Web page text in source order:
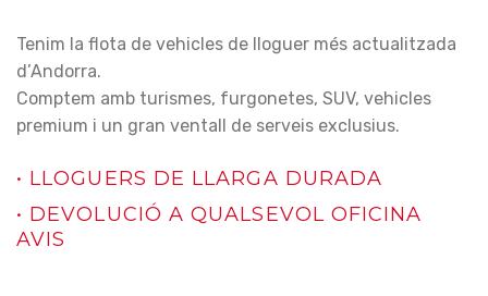
Tenim la flota de vehicles de lloguer més actualitzada
d’Andorra.
Comptem amb turismes, furgonetes, SUV, vehicles
premium i un gran ventall de serveis exclusius.
• LLOGUERS DE LLARGA DURADA
• DEVOLUCIÓ A QUALSEVOL OFICINA
AVIS